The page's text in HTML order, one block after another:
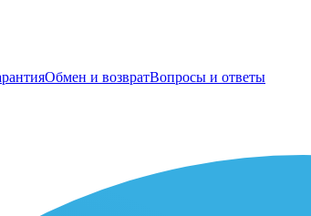
Обмен и возвратВопросы и ответы